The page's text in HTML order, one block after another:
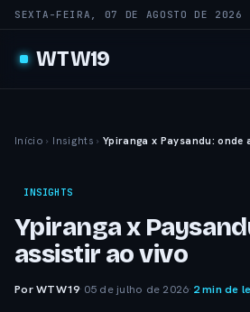
SEXTA-FEIRA, 07 DE AGOSTO DE 2026
WTW19
Início › Insights › Ypiranga x Paysandu: onde
INSIGHTS
Ypiranga x
assistir ao vivo
Por WTW19· 05 de julho de 2026· 2 min de